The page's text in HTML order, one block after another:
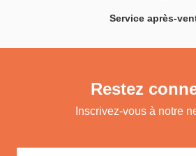
Service après-
Restez
Inscrivez-vous à notre